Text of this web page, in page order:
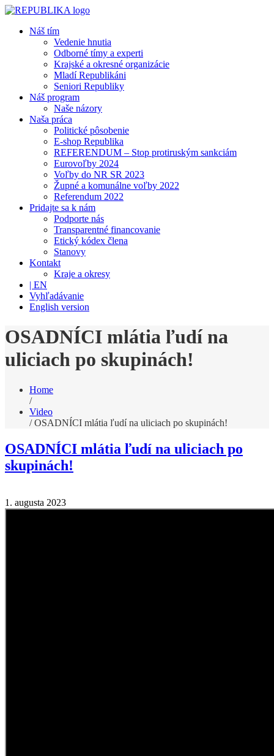
Náš tím
Vedenie hnutia
Odborné tímy a experti
Krajské a okresné organizácie
Mladí Republikáni
Seniori Republiky
Náš program
Naše názory
Naša práca
Politické pôsobenie
E-shop Republika
REFERENDUM – Stop protiruským sankciám
Eurovoľby 2024
Voľby do NR SR 2023
Župné a komunálne voľby 2022
Referendum 2022
Pridajte sa k nám
Podporte nás
Transparentné financovanie
Etický kódex člena
Stanovy
Kontakt
Kraje a okresy
| EN
Vyhľadávanie
English version
OSADNÍCI mlátia ľudí na
uliciach po skupinách!
Home
/
Video
/ OSADNÍCI mlátia ľudí na uliciach po skupinách!
OSADNÍCI mlátia ľudí na uliciach po
skupinách!
1. augusta 2023